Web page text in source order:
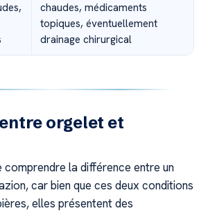
chaudes, médicaments
topiques, éventuellement
drainage chirurgical
orgelet et
comprendre la différence entre un
car bien que ces deux conditions
elles présentent des